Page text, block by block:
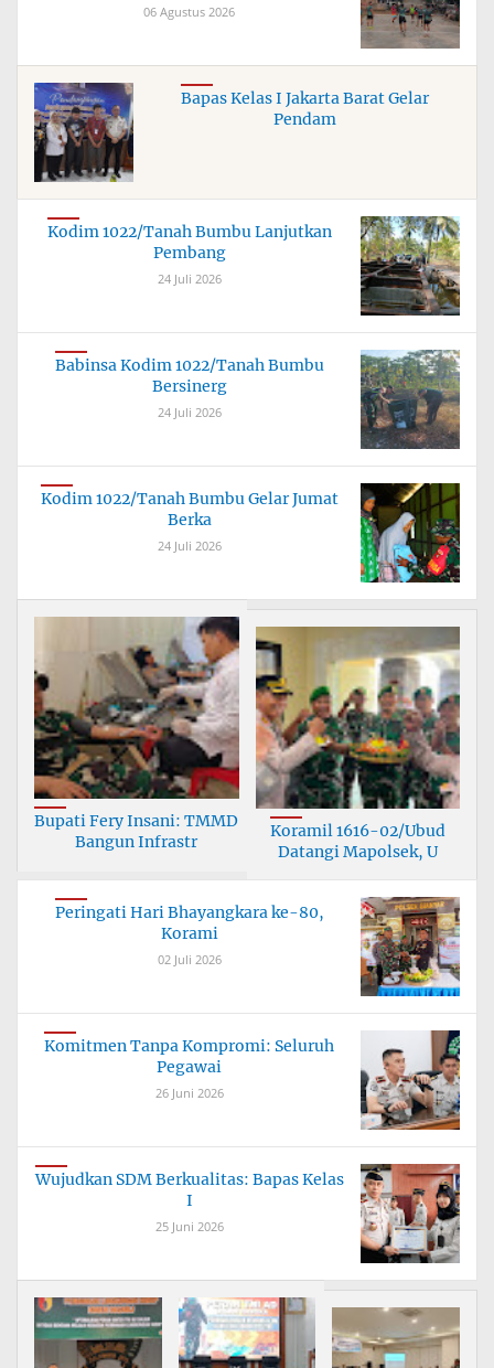
06 Agustus 2026
Bapas Kelas I Jakarta Barat Gelar
Pendam
Kodim 1022/Tanah Bumbu Lanjutkan
Pembang
24 Juli 2026
Babinsa Kodim 1022/Tanah Bumbu
Bersinerg
24 Juli 2026
Kodim 1022/Tanah Bumbu Gelar Jumat
Berka
24 Juli 2026
Bupati Fery Insani: TMMD
Bangun Infrastr
Koramil 1616-02/Ubud
Datangi Mapolsek, U
Peringati Hari Bhayangkara ke-80,
Korami
02 Juli 2026
Komitmen Tanpa Kompromi: Seluruh
Pegawai
26 Juni 2026
Wujudkan SDM Berkualitas: Bapas Kelas
I
25 Juni 2026